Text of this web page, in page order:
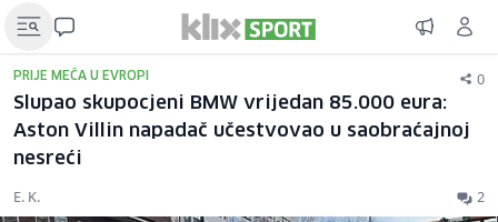
PRIJE MEČA U EVROPI 0
Slupao skupocjeni BMW vrijedan 85.000 eura:
Aston Villin napadač učestvovao u saobraćajnoj
nesreći
E. K. 2